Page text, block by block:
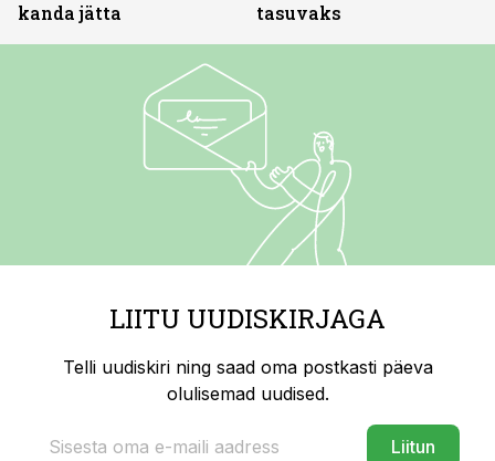
kanda jätta
tasuvaks
LIITU UUDISKIRJAGA
Telli uudiskiri ning saad oma postkasti päeva
olulisemad uudised.
Liitun